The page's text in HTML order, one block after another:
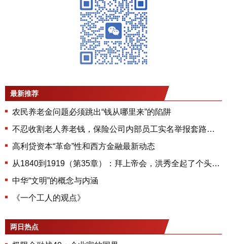
最新推荐
农民养老金问题必须跳出“钱从哪里来”的陷阱
不忍收割老人养老钱，保险公司内部员工实名举报套路曝光令人心惊
高利贷资本“革命”性和西方金融最新动态
从1840到1919（第35章）：拜上帝会，洪秀全起了个头，干事的另有其人
中华“文明”的概念与内涵
《一个工人的观点》
两日热点